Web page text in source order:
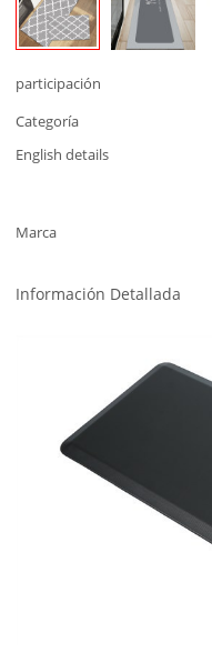
participación
Categoría
English details
Marca
Información Detallada